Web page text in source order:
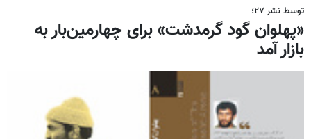
توسط نشر ۲۷؛
«پهلوان گود گرمدشت» برای چهارمین‌بار به
بازار آمد